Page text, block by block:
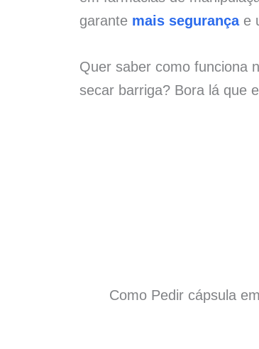
garante mais segurançae
Quer saber como funciona
secar barriga? Bora lá que
Como Pedir cápsula